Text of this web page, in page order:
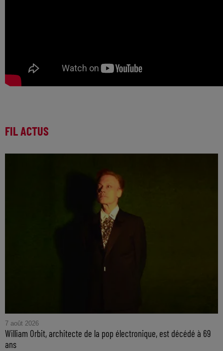
FIL ACTUS
7 août 2026
William Orbit, architecte de la pop électronique, est décédé à 69
ans